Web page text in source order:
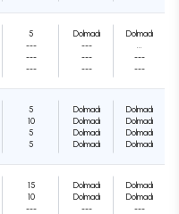
5
---
---
---
Dolmadı
---
---
---
Dolmadı
---
---
5
10
5
5
Dolmadı
Dolmadı
Dolmadı
Dolmadı
Dolmadı
Dolmadı
Dolmadı
Dolmadı
15
10
---
Dolmadı
Dolmadı
---
Dolmadı
Dolmadı
---